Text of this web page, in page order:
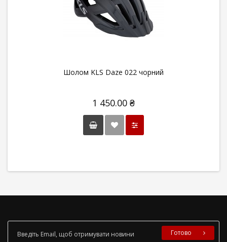
Шолом KLS Daze 022 чорний
1 450.00 ₴
Готово